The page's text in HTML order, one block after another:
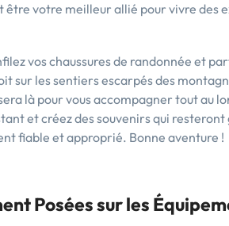
être votre meilleur allié pour vivre des
vos chaussures de randonnée et
sur les sentiers escarpés des
là pour vous accompagner tout au
et créez des souvenirs qui
fiable et approprié. Bonne aventure !
Posées sur les